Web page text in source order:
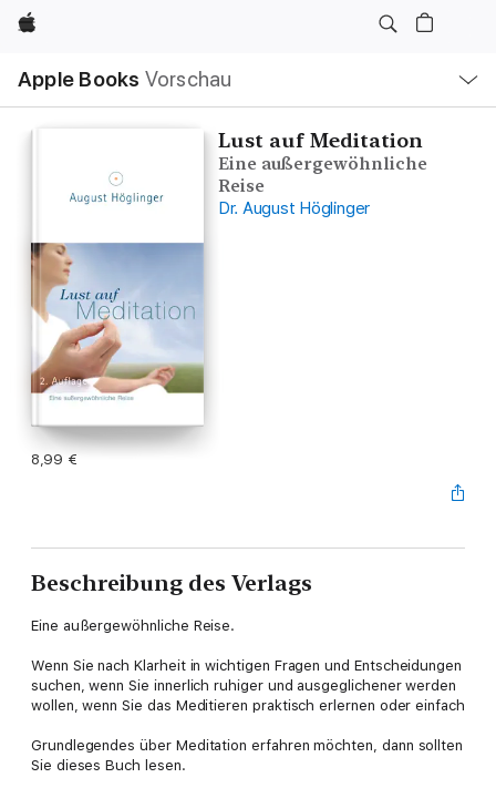
Apple
Apple Books Vorschau
Navigation
Menü
öffnen
Lust auf Meditation
Eine außergewöhnliche
Reise
Dr. August Höglinger
8,99 €
Beschreibung des Verlags
Eine außergewöhnliche Reise.
Wenn Sie nach Klarheit in wichtigen Fragen und Entscheidungen
suchen, wenn Sie innerlich ruhiger und ausgeglichener werden
wollen, wenn Sie das Meditieren praktisch erlernen oder einfach
Grundlegendes über Meditation erfahren möchten, dann sollten
Sie dieses Buch lesen.